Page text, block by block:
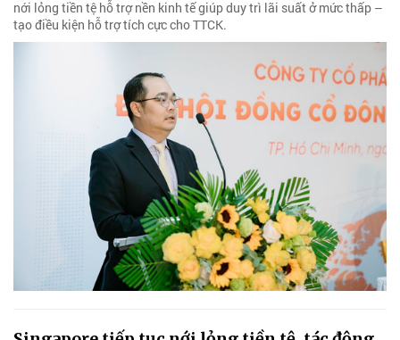
nới lỏng tiền tệ hỗ trợ nền kinh tế giúp duy trì lãi suất ở mức thấp –
tạo điều kiện hỗ trợ tích cực cho TTCK.